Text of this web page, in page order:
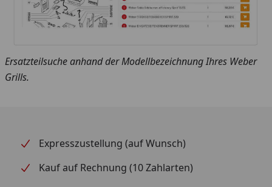
Ersatzteilsuche anhand der Modellbezeichnung Ihres Weber
Grills.
Expresszustellung (auf Wunsch)
Kauf auf Rechnung (10 Zahlarten)